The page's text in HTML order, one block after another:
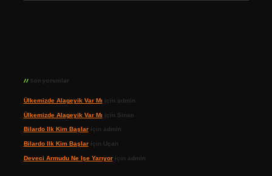
Son yorumlar
Ülkemizde Alageyik Var Mı için admin
Ülkemizde Alageyik Var Mı için Sinan
Bilardo Ilk Kim Başlariçin admin
Bilardo Ilk Kim Başlariçin Uçan
Deveci Armudu Ne Işe Yarıyoriçin admin